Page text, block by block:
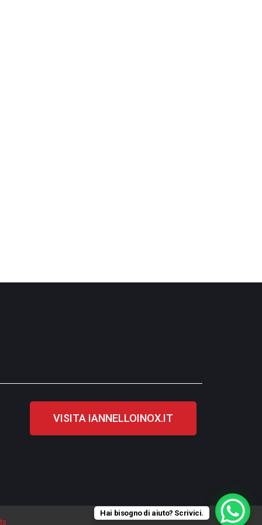
VISITA IANNELLOINOX.IT
Hai bisogno di aiuto? Scrivici.